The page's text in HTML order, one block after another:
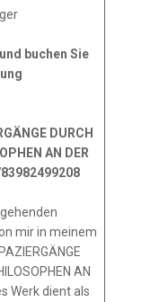
buchen Sie
DURCH
AN DER
mir in meinem
AN
Werk dient als